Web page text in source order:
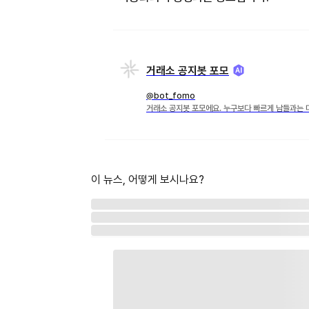
거래소 공지봇 포모
@bot_fomo
거래소 공지봇 포모에요. 누구보다 빠르게 남들과는
이 뉴스, 어떻게 보시나요?